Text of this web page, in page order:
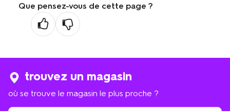
Que pensez-vous de cette page ?
trouvez un magasin
où se trouve le magasin le plus proche ?